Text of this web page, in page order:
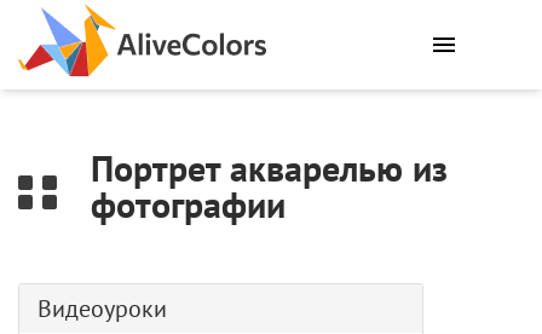
Портрет акварелью из
фотографии
Видеоуроки